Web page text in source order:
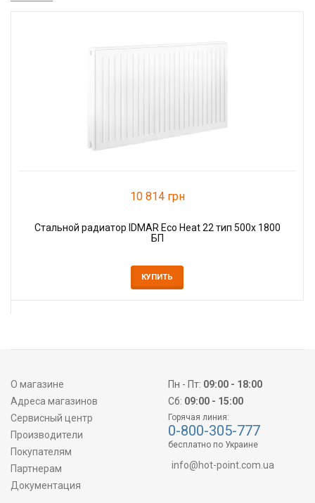
10 814 грн
Стальной радиатор IDMAR Eco Heat 22 тип 500x 1800
БП
КУПИТЬ
О магазине
Адреса магазинов
Сервисный центр
Производители
Покупателям
Партнерам
Документация
Пн - Пт: 09:00 - 18:00
Сб: 09:00 - 15:00
Горячая линия:
0-800-305-777
бесплатно по Украине
info@hot-point.com.ua